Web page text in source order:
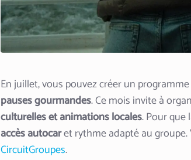
En juillet, vous pouvez créer un
pauses gourmandes. Ce mois invite à
culturelles et animations locales. Pour que
accès autocaret rythme adapté au groupe.
CircuitGroupes.